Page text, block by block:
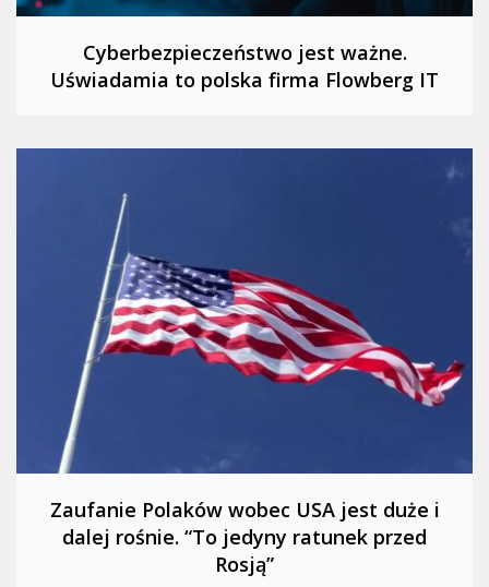
Cyberbezpieczeństwo jest ważne.
Uświadamia to polska firma Flowberg IT
Zaufanie Polaków wobec USA jest duże i
dalej rośnie. “To jedyny ratunek przed
Rosją”